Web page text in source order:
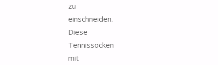
zu
einschneiden.
Diese
Tennissocken
mit